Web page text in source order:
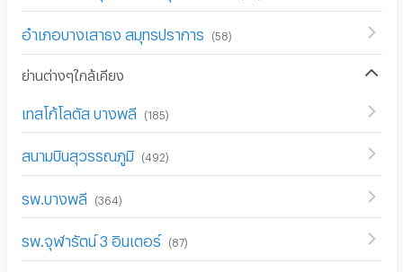
อำเภอบางเสาธง สมุทรปราการ (58)
ย่านต่างๆใกล้เคียง
เทสโก้โลตัส บางพลี (185)
สนามบินสุวรรณภูมิ (492)
รพ.บางพลี (364 )
รพ.จุฬารัตน์ 3 อินเตอร์ (87)